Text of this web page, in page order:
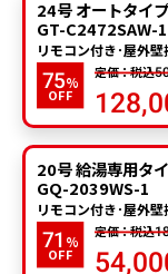
24号 オートタイプ
GT-C2472SAW-
リモコン付き･屋外壁
75%
OFF
定価：税込
20号 給湯専用タ
GQ-2039WS-1
リモコン付き･屋外壁
71 %
OFF
定価：税込